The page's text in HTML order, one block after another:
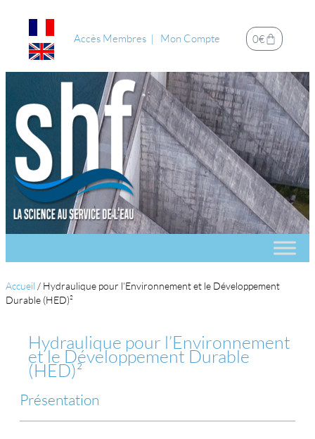
Accès Membres Mon Compte 0€
Accueil / Hydraulique pour l’Environnement et le Développement
Durable (HED)²
Hydraulique pour l’Environnement
et le Développement Durable
(HED)²
Présentation